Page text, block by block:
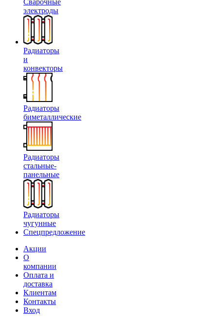
Сварочные
электроды
Радиаторы
и
конвекторы
Радиаторы
биметаллические
Радиаторы
стальные-
панельные
Радиаторы
чугунные
Спецпредложение
Акции
О
компании
Оплата и
доставка
Клиентам
Контакты
Вход